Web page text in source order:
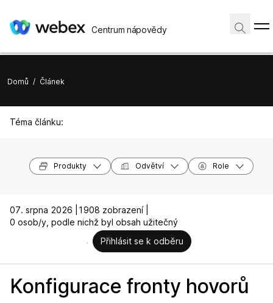
Centrum nápovědy
Domů / Článek
Téma článku:
Produkty Odvětví Role
07. srpna 2026 |
1908 zobrazení |
0 osob/y, podle nichž byl obsah užitečný
Přihlásit se k odběru
Konfigurace fronty hovorů